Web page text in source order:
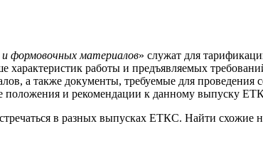
формовочных материалов» служат для
характеристик работы и предъявляемых
а также документы, требуемые для проведения
и рекомендации к данному выпуску
в разных выпусках ЕТКС. Найти схожие